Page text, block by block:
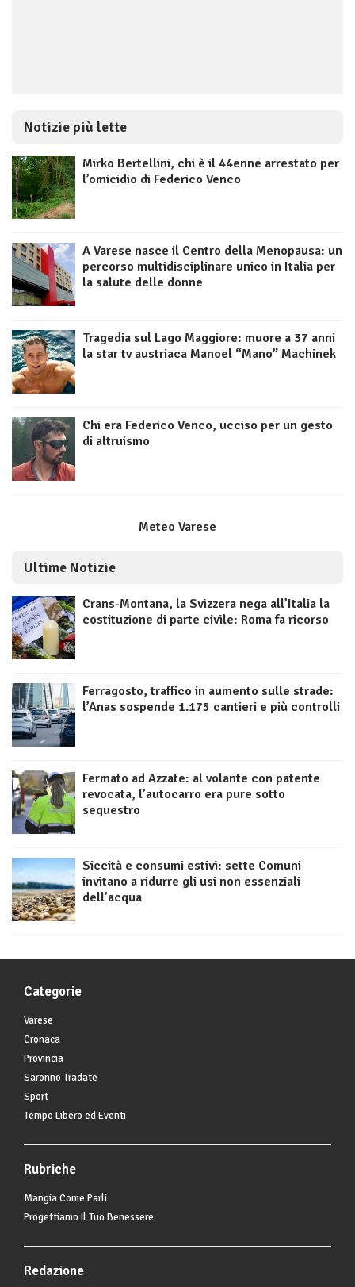
Notizie più lette
Mirko Bertellini, chi è il 44enne arrestato per
l’omicidio di Federico Venco
A Varese nasce il Centro della Menopausa: un
percorso multidisciplinare unico in Italia per
la salute delle donne
Tragedia sul Lago Maggiore: muore a 37 anni
la star tv austriaca Manoel “Mano” Machinek
Chi era Federico Venco, ucciso per un gesto
di altruismo
Meteo Varese
Ultime Notizie
Crans-Montana, la Svizzera nega all’Italia la
costituzione di parte civile: Roma fa ricorso
Ferragosto, traffico in aumento sulle strade:
l’Anas sospende 1.175 cantieri e più controlli
Fermato ad Azzate: al volante con patente
revocata, l’autocarro era pure sotto
sequestro
Siccità e consumi estivi: sette Comuni
invitano a ridurre gli usi non essenziali
dell’acqua
Categorie
Varese
Cronaca
Provincia
Saronno Tradate
Sport
Tempo Libero ed Eventi
Rubriche
Mangia Come Parli
Progettiamo Il Tuo Benessere
Redazione